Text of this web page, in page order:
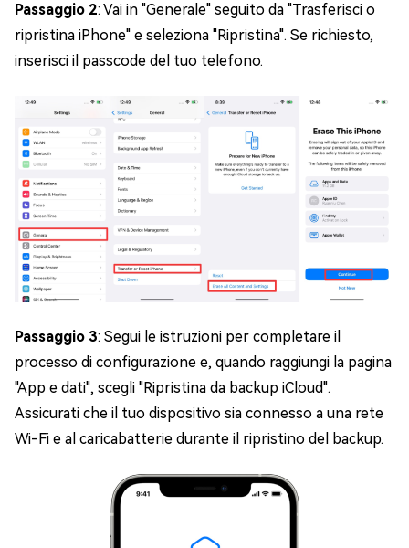
Passaggio 2: Vai in "Generale" seguito da "Trasferisci o
ripristina iPhone" e seleziona "Ripristina". Se richiesto,
inserisci il passcode del tuo telefono.
Passaggio 3: Segui le istruzioni per completare il
processo di configurazione e, quando raggiungi la pagina
"App e dati", scegli "Ripristina da backup iCloud".
Assicurati che il tuo dispositivo sia connesso a una rete
Wi-Fi e al caricabatterie durante il ripristino del backup.